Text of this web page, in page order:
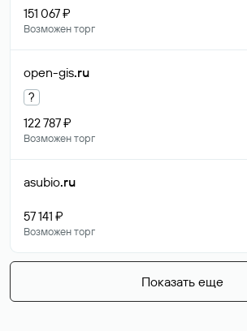
151 067 ₽
Возможен торг
open-gis.ru
?
122 787 ₽
Возможен торг
asubio.ru
57 141 ₽
Возможен торг
Показать еще